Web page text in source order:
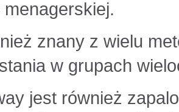
znany z wielu
w grupach
jest również